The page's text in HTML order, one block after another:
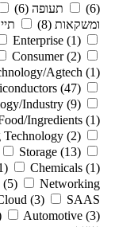
(6)
תעופה (6)
ומשקאות (8)
Enterprise (1)
Consumer (2)
Agtech (1)
(47)
Industry (9)
Ingredients (1)
Technology (2)
Storage (13)
Chemicals (1)
(5)
Networking
(3)
SAAS
Automotive (3)